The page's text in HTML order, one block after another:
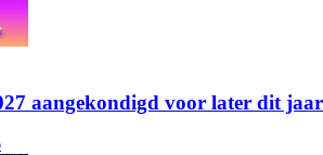
aangekondigd voor later dit jaar